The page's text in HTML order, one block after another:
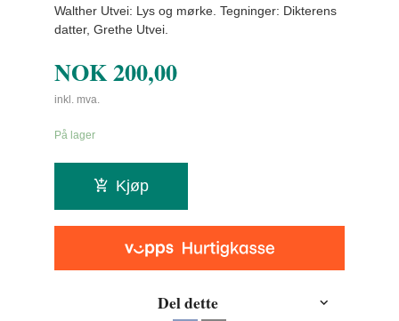
Walther Utvei: Lys og mørke. Tegninger: Dikterens
datter, Grethe Utvei.
NOK200,00
inkl. mva.
På lager
Kjøp
Del dette